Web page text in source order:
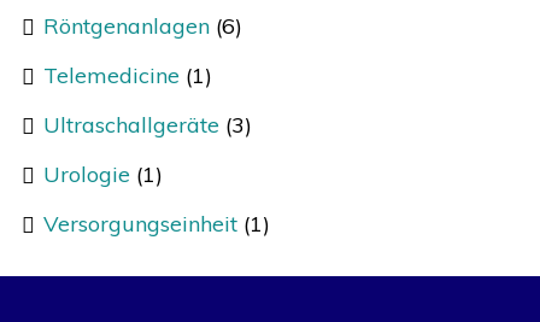
Röntgenanlagen (6)
Telemedicine (1)
Ultraschallgeräte (3)
Urologie (1)
Versorgungseinheit (1)